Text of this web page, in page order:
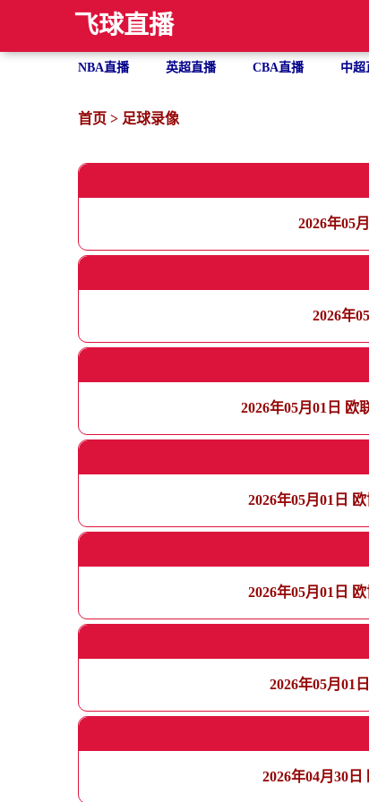
飞球直播
NBA直播 英超直播 CBA直播 中超
首页 > 足球录像
2026年05
2026年
2026年05月01日 欧
2026年05月01日
2026年05月01日
2026年05月01
2026年04月30